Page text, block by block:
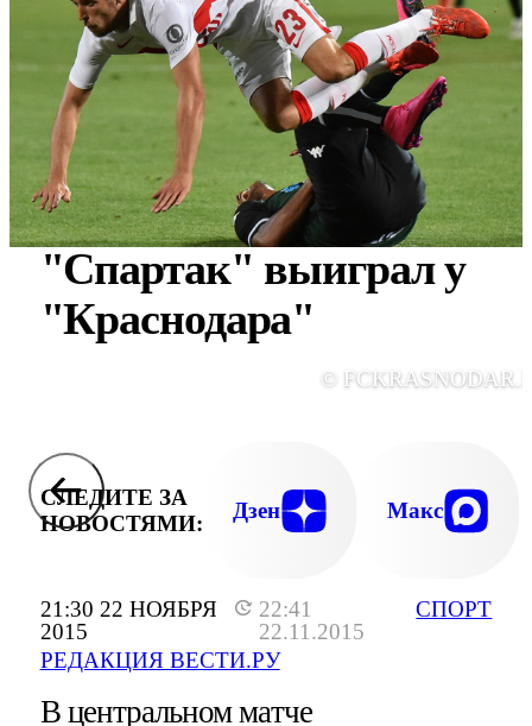
21:30 22 НОЯБРЯ
2015
22:41
22.11.2015
РЕДАКЦИЯ ВЕСТИ.РУ
СПОРТ
"Спартак" выиграл у
"Краснодара"
©
СЛЕДИТЕ ЗА
НОВОСТЯМИ:
Дзен Макс
В центральном матче